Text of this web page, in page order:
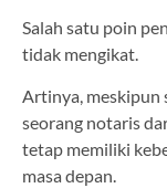
Salah satu poin
tidak mengikat.
Artinya, meskipun
seorang notaris
tetap memiliki
masa depan.